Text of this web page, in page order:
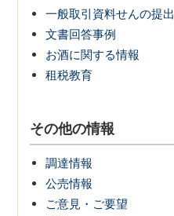
一般取引資料せんの提出
文書回答事例
お酒に関する情報
租税教育
その他の情報
調達情報
公売情報
ご意見・ご要望